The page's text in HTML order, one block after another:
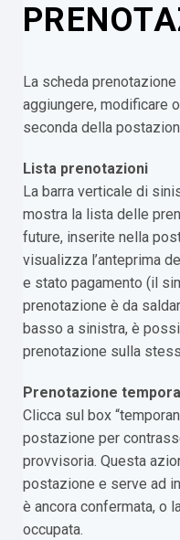
La scheda
aggiungere, modificare
seconda della
Lista prenotazioni
La barra verticale di
mostra la lista delle
future, inserite nella
visualizza l’anteprima
e stato pagamento (il
prenotazione è da
basso a sinistra, è
prenotazione sulla
Prenotazione
Clicca sul box
postazione per
provvisoria. Questa
postazione e serve ad
è ancora confermata, o
occupata.